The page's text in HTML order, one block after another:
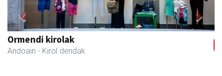
Larraulgo herri ostatua
Larraul - Jatetxeak
Previous Next